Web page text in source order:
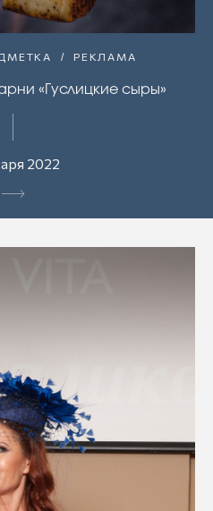
РЕКЛАМА
«Гуслицкие сыры»
2022